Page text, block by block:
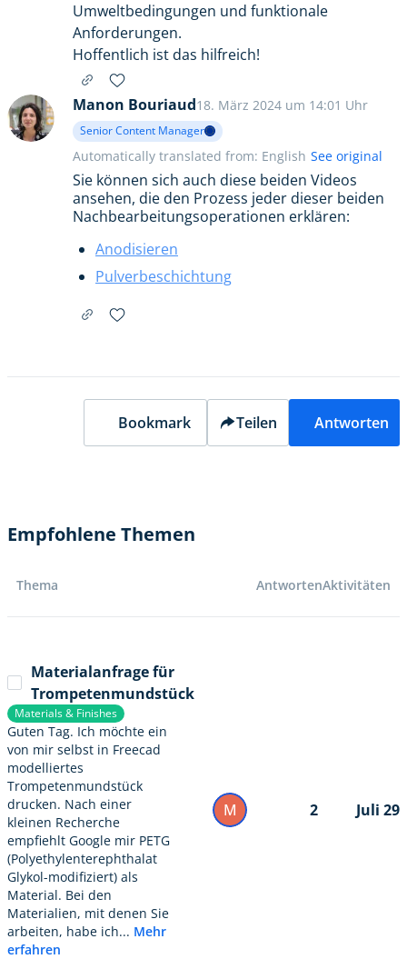
Umweltbedingungen und funktionale
Anforderungen.
Hoffentlich ist das hilfreich!
Manon Bouriaud18. März 2024 um 14:01 Uhr
Senior Content Manager
Sie können sich auch diese beiden Videos
ansehen, die den Prozess jeder dieser beiden
Nachbearbeitungsoperationen erklären:
Anodisieren
Pulverbeschichtung
Automatically translated from: English See original
Bookmark Teilen Antworten
Empfohlene Themen
Thema AntwortenAktivitäten
Materialanfrage für
Trompetenmundstück
Materials & Finishes
Guten Tag. Ich möchte ein
von mir selbst in Freecad
modelliertes
Trompetenmundstück
drucken. Nach einer
kleinen Recherche
empfiehlt Google mir PETG
(Polyethylenterephthalat
Glykol-modifiziert) als
Material. Bei den
Materialien, mit denen Sie
arbeiten, habe ich... Mehr
erfahren
M 2 Juli 29